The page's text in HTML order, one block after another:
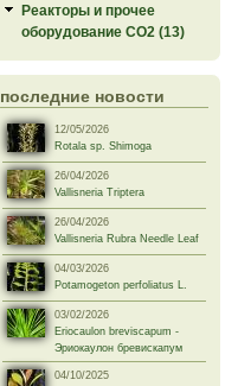
Реакторы и прочее
оборудование СО2 (13)
последние новости
12/05/2026
Rotala sp. Shimoga
26/04/2026
Vallisneria Triptera
26/04/2026
Vallisneria Rubra Needle Leaf
04/03/2026
Potamogeton perfoliatus L.
03/02/2026
Eriocaulon breviscapum -
Эриокаулон бревискапум
04/10/2025